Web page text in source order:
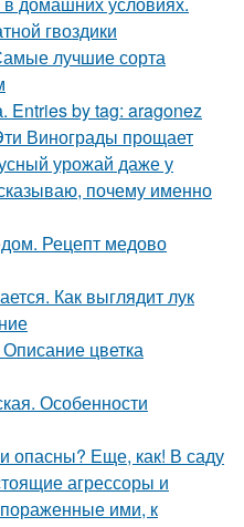
гвоздики
лучшие сорта
Entries by tag: aragonez
Винограды прощает
урожай даже у
почему именно
Рецепт медово
Как выглядит лук
цветка
Особенности
опасны? Еще, как! В саду
агрессоры и
ими, к